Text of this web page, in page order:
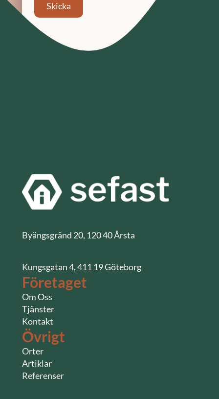
Skicka
Byängsgränd 20, 120 40 Årsta
Kungsgatan 4, 411 19 Göteborg
Företaget
Om Oss
Tjänster
Kontakt
Övrigt
Orter
Artiklar
Referenser